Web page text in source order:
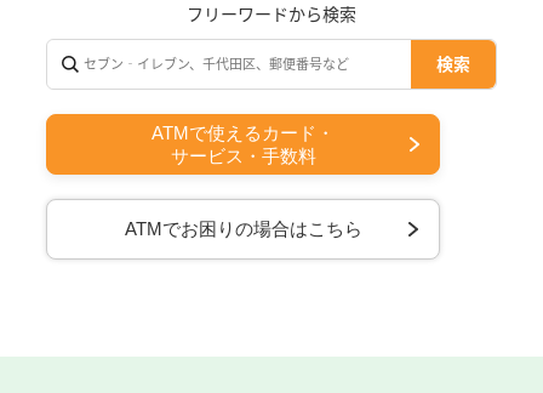
フリーワードから検索
ATMで使えるカード・
サービス・手数料
ATMでお困りの場合はこちら